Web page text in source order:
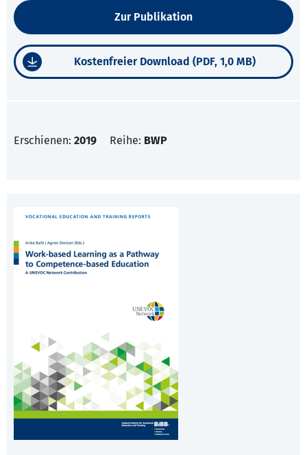
Zur Publikation
Kostenfreier Download (PDF, 1,0 MB)
Erschienen: 2019 Reihe: BWP